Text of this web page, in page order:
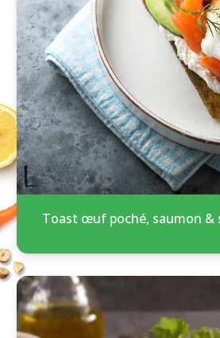
Toast œuf poché, saumon &